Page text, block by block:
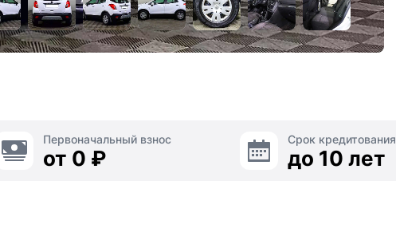
Первоначальный взнос
от 0 ₽
Срок кредитования
до 10 лет